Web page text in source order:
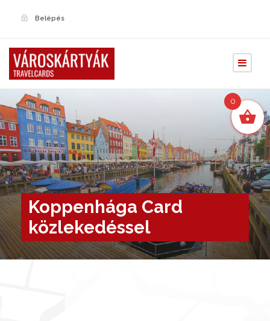
Belépés
Koppenhága Card
közlekedéssel
0